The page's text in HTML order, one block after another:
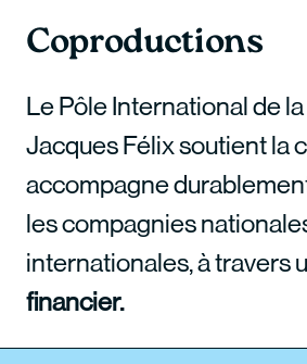
Coproductions
Le Pôle International de
Jacques Félix soutient la
accompagne
les compagnies
internationales, à travers
financier.